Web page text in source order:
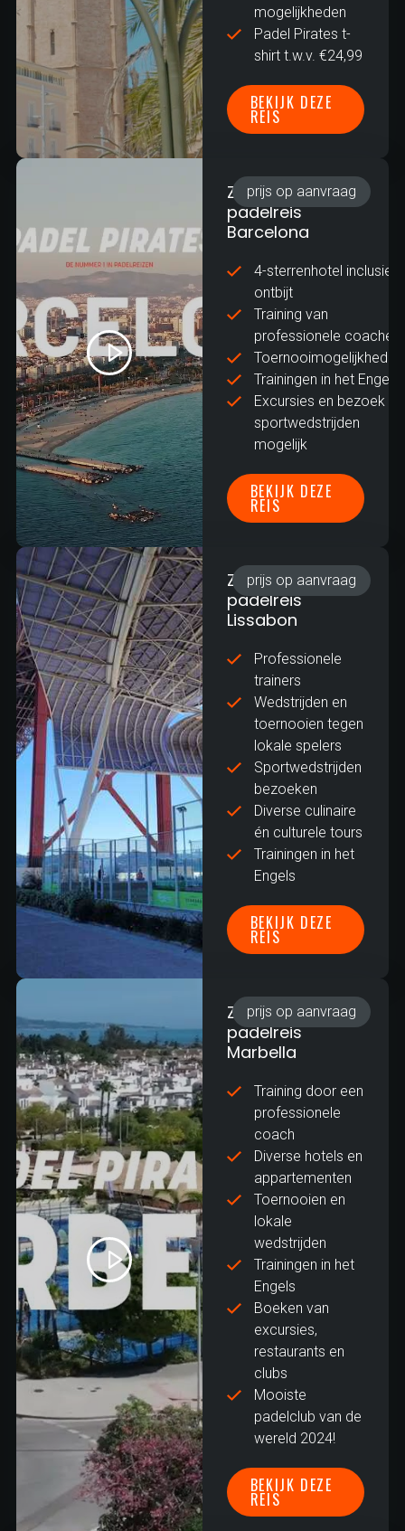
mogelijkheden
Padel Pirates t-
shirt t.w.v. €24,99
BEKIJK DEZE
REIS
prijs op aanvraag
Zakelijke
padelreis
Barcelona
4-sterrenhotel inclusief
ontbijt
Training van
professionele coaches
Toernooimogelijkheden
Trainingen in het Engels
Excursies en bezoek
sportwedstrijden
mogelijk
BEKIJK DEZE
REIS
prijs op aanvraag
Zakelijke
padelreis
Lissabon
Professionele
trainers
Wedstrijden en
toernooien tegen
lokale spelers
Sportwedstrijden
bezoeken
Diverse culinaire
én culturele tours
Trainingen in het
Engels
BEKIJK DEZE
REIS
prijs op aanvraag
Zakelijke
padelreis
Marbella
Training door een
professionele
coach
Diverse hotels en
appartementen
Toernooien en
lokale
wedstrijden
Trainingen in het
Engels
Boeken van
excursies,
restaurants en
clubs
Mooiste
padelclub van de
wereld 2024!
BEKIJK DEZE
REIS